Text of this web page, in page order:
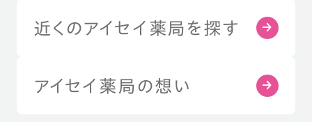
近くのアイセイ薬局を探す
アイセイ薬局の想い